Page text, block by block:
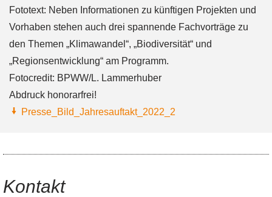
Fototext: Neben Informationen zu künftigen Projekten und
Vorhaben stehen auch drei spannende Fachvorträge zu
den Themen „Klimawandel“, „Biodiversität“ und
„Regionsentwicklung“ am Programm.
Fotocredit: BPWW/L. Lammerhuber
Abdruck honorarfrei!
Presse_Bild_Jahresauftakt_2022_2
Kontakt